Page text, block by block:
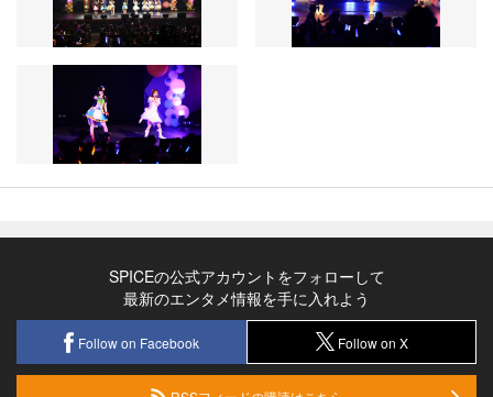
SPICEの公式アカウントをフォローして
最新のエンタメ情報を手に入れよう
Follow on Facebook Follow on X